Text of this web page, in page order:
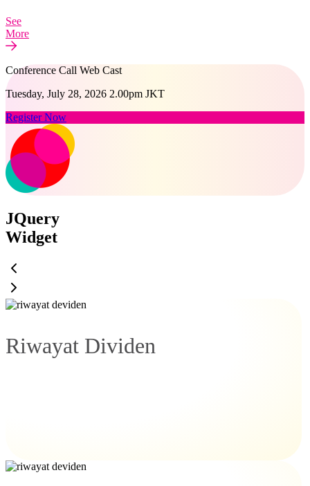
See
More
Conference Call Web Cast
Tuesday, July 28, 2026 2.00pm JKT
Register Now
JQuery
Widget
Riwayat Dividen